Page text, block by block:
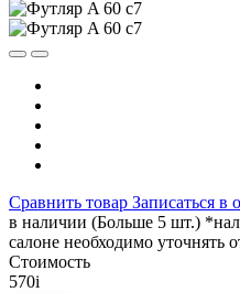
Сравнить товар Записаться в
в наличии (Больше 5 шт.)
салоне необходимо уточнять
Стоимость
570i